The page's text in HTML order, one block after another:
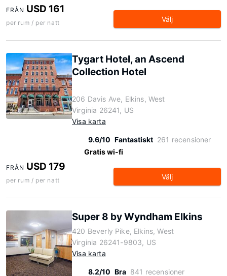
FRÅN USD 161
per rum / per natt Välj
Tygart Hotel, an Ascend
Collection Hotel
206 Davis Ave, Elkins, West
Virginia 26241, US
Visa karta
9.6/10 Fantastiskt 261 recensioner
Gratis wi-fi
FRÅN USD 179
per rum / per natt Välj
Super 8 by Wyndham Elkins
420 Beverly Pike, Elkins, West
Virginia 26241-9803, US
Visa karta
8.2/10 Bra 841 recensioner